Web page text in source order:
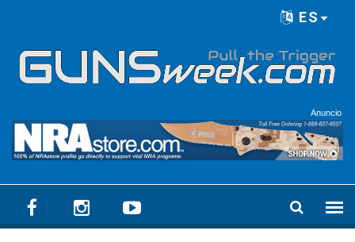
ES
Anuncio